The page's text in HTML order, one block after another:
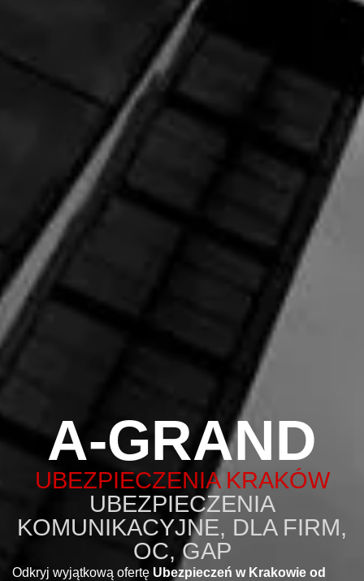
A-GRAND
UBEZPIECZENIA KRAKÓW
UBEZPIECZENIA
KOMUNIKACYJNE, DLA FIRM,
OC, GAP
Odkryj wyjątkową ofertę Ubezpieczeń w Krakowie od